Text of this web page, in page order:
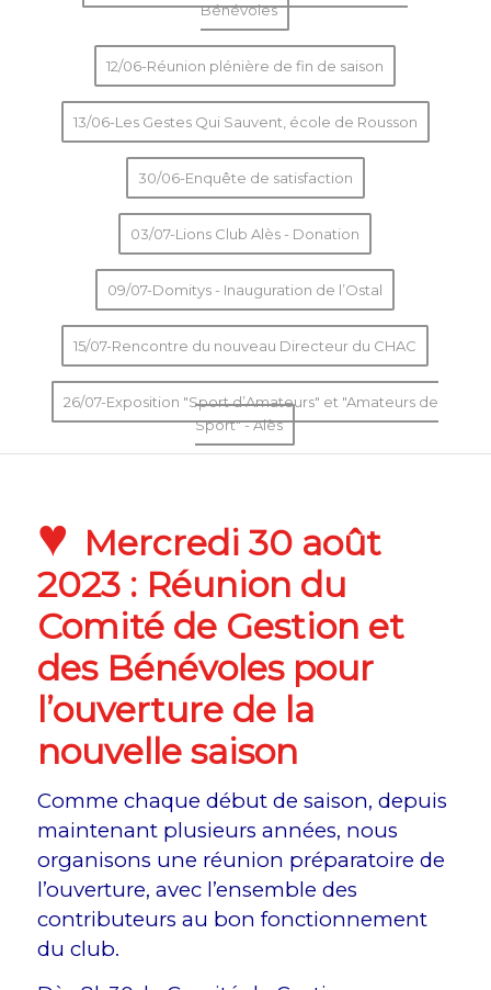
Bénévoles
12/06-Réunion plénière de fin de saison
13/06-Les Gestes Qui Sauvent, école de Rousson
30/06-Enquête de satisfaction
03/07-Lions Club Alès - Donation
09/07-Domitys - Inauguration de l’Ostal
15/07-Rencontre du nouveau Directeur du CHAC
26/07-Exposition "Sport d’Amateurs" et "Amateurs de
Sport" - Alès
♥ Mercredi 30 août
2023 : Réunion du
Comité de Gestion et
des Bénévoles pour
l’ouverture de la
nouvelle saison
Comme chaque début de saison, depuis
maintenant plusieurs années, nous
organisons une réunion préparatoire de
l’ouverture, avec l’ensemble des
contributeurs au bon fonctionnement
du club.